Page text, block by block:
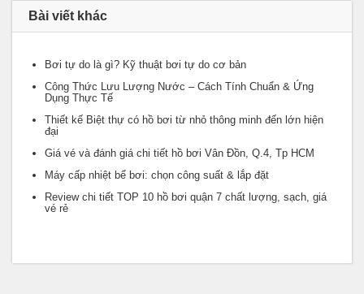
Bài viết khác
Bơi tự do là gì? Kỹ thuật bơi tự do cơ bản
Công Thức Lưu Lượng Nước – Cách Tính Chuẩn & Ứng
Dụng Thực Tế
Thiết kế Biệt thự có hồ bơi từ nhỏ thông minh đến lớn hiện
đại
Giá vé và đánh giá chi tiết hồ bơi Vân Đồn, Q.4, Tp HCM
Máy cấp nhiệt bể bơi: chọn công suất & lắp đặt
Review chi tiết TOP 10 hồ bơi quận 7 chất lượng, sạch, giá
vé rẻ